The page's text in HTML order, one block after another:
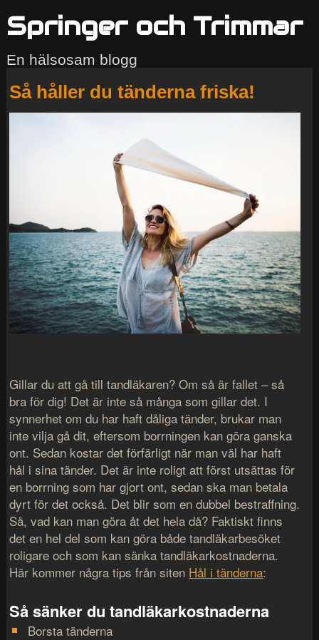
Springer och Trimmar
En hälsosam blogg
Så håller du tänderna friska!
Gillar du att gå till tandläkaren? Om så är fallet – så
bra för dig! Det är inte så många som gillar det. I
synnerhet om du har haft dåliga tänder, brukar man
inte vilja gå dit, eftersom borrningen kan göra ganska
ont. Sedan kostar det förfärligt när man väl har haft
hål i sina tänder. Det är inte roligt att först utsättas för
en borrning som har gjort ont, sedan ska man betala
dyrt för det också. Det blir som en dubbel bestraffning.
Så, vad kan man göra åt det hela då? Faktiskt finns
det en hel del som kan göra både tandläkarbesöket
roligare och som kan sänka tandläkarkostnaderna.
Här kommer några tips från siten Hål i tänderna:
Så sänker du tandläkarkostnaderna
Borsta tänderna